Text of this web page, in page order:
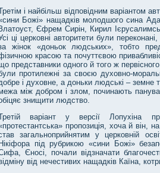
і найбільш відповідним варіантом
Божі» нащадків молодшого сина
Єфрем Сирін, Кирил
ці церковні авторитети були
жінок «доньок людських», тобто
красою та почуттєвою
представники одного й того ж
протилежні за своєю духовно-
і духовне, а доньки людські – земне
між добром і злом, починають
знищити людство.
варіант у версії Лопухіна
пропозиція, хоча й він,
загальноприйнятим у церковній
Нікіфора під рубрикою «сини Божі»
Єносі, почали відзначати
від нечестивих нащадків Каїна,